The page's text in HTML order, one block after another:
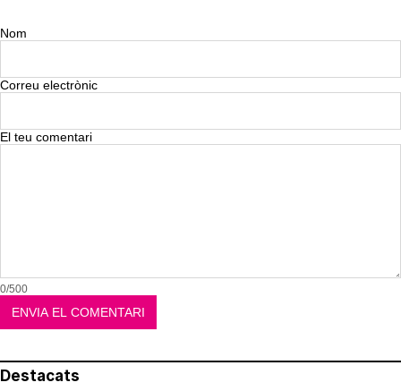
Nom
Correu electrònic
El teu comentari
0/500
Destacats